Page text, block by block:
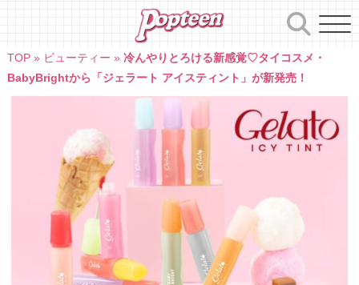
TOP» ビューティー » 冷んやりとろける新感覚♡タイコスメ・
BabyBrightから「ジェラート アイスティント」が新発売！